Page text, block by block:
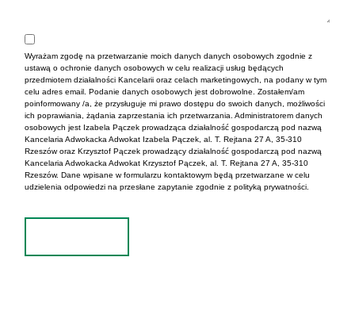
Wyrażam zgodę na przetwarzanie moich danych danych osobowych zgodnie z
ustawą o ochronie danych osobowych w celu realizacji usług będących
przedmiotem działalności Kancelarii oraz celach marketingowych, na podany w tym
celu adres email. Podanie danych osobowych jest dobrowolne. Zostałem/am
poinformowany /a, że przysługuje mi prawo dostępu do swoich danych, możliwości
ich poprawiania, żądania zaprzestania ich przetwarzania. Administratorem danych
osobowych jest Izabela Pączek prowadząca działalność gospodarczą pod nazwą
Kancelaria Adwokacka Adwokat Izabela Pączek, al. T. Rejtana 27 A, 35-310
Rzeszów oraz Krzysztof Pączek prowadzący działalność gospodarczą pod nazwą
Kancelaria Adwokacka Adwokat Krzysztof Pączek, al. T. Rejtana 27 A, 35-310
Rzeszów. Dane wpisane w formularzu kontaktowym będą przetwarzane w celu
udzielenia odpowiedzi na przesłane zapytanie zgodnie z polityką prywatności.